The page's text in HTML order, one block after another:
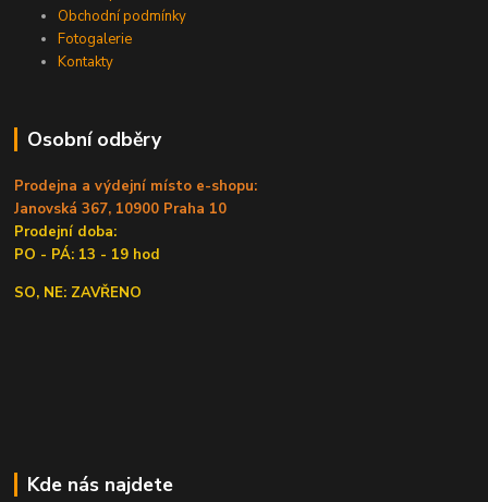
Obchodní podmínky
Fotogalerie
Kontakty
Osobní odběry
Prodejna a výdejní místo e-shopu:
Janovská 367, 10900 Praha 10
Prodejní doba:
PO - PÁ: 13 - 19 hod
SO, NE: ZAVŘENO
Kde nás najdete